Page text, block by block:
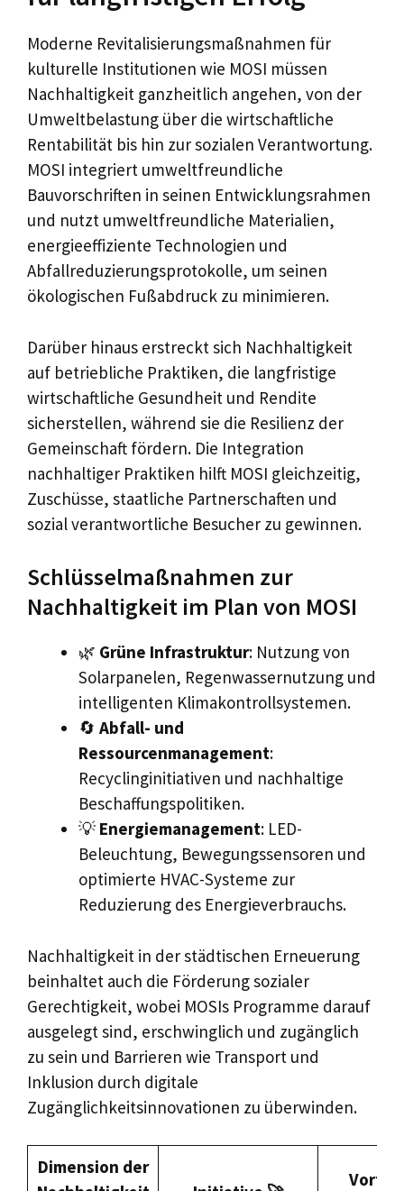
Moderne Revitalisierungsmaßnahmen für
kulturelle Institutionen wie MOSI müssen
Nachhaltigkeit ganzheitlich angehen, von der
Umweltbelastung über die wirtschaftliche
Rentabilität bis hin zur sozialen Verantwortung.
MOSI integriert umweltfreundliche
Bauvorschriften in seinen Entwicklungsrahmen
und nutzt umweltfreundliche Materialien,
energieeffiziente Technologien und
Abfallreduzierungsprotokolle, um seinen
ökologischen Fußabdruck zu minimieren.
Darüber hinaus erstreckt sich Nachhaltigkeit
auf betriebliche Praktiken, die langfristige
wirtschaftliche Gesundheit und Rendite
sicherstellen, während sie die Resilienz der
Gemeinschaft fördern. Die Integration
nachhaltiger Praktiken hilft MOSI gleichzeitig,
Zuschüsse, staatliche Partnerschaften und
sozial verantwortliche Besucher zu gewinnen.
Schlüsselmaßnahmen zur
Nachhaltigkeit im Plan von MOSI
🌿 Grüne Infrastruktur: Nutzung von
Solarpanelen, Regenwassernutzung und
intelligenten Klimakontrollsystemen.
🔄 Abfall- und
Ressourcenmanagement:
Recyclinginitiativen und nachhaltige
Beschaffungspolitiken.
💡 Energiemanagement: LED-
Beleuchtung, Bewegungssensoren und
optimierte HVAC-Systeme zur
Reduzierung des Energieverbrauchs.
Nachhaltigkeit in der städtischen Erneuerung
beinhaltet auch die Förderung sozialer
Gerechtigkeit, wobei MOSIs Programme darauf
ausgelegt sind, erschwinglich und zugänglich
zu sein und Barrieren wie Transport und
Inklusion durch digitale
Zugänglichkeitsinnovationen zu überwinden.
Dimension der
Vorteil